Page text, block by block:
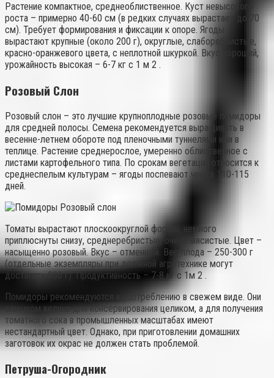
Растение компактное, среднеоблиственное. Куст невысокого
роста – примерно 40-60 см (в редких случаях вырастает до 70
см). Требует формирования и фиксации к опоре. Ягоды
вырастают крупные (около 200 г), округлые, слаборебристые,
красно-оранжевого цвета, с неплотной шкуркой. Вкус хороший,
урожайность высокая – 6-7 кг с 1 м 2 .
Розовый Слон
Розовый слон – это лучшие крупноплодные розовые помидоры
для средней полосы. Семена рекомендуется выращивать в
весенне-летнем обороте под пленочными туннелями или в
теплице. Растение среднерослое, умеренно облиственное с
листами картофельного типа. По срокам вегетации относится к
среднеспелым культурам – ягоды поспевают через 110-115
дней.
Томаты вырастают плоскоокруглой формы, немного
приплюснуты снизу, среднеребристые, очень мясистые. Цвет –
насыщенно розовый. Вкус – отменный. Вес плода – 250-300 г
(отдельные экземпляры при должной агротехнике могут
достигать 800 г). Продуктивность – 7-8 кг с 1м 2 .
Помидоры рекомендуются к употреблению в свежем виде. Они
слишком велики для консервирования целиком, а для получения
томатного сока в промышленных масштабах имеют
нестандартный цвет. Однако, при приготовлении домашних
заготовок их окрас не должен стать проблемой.
Петруша-Огородник